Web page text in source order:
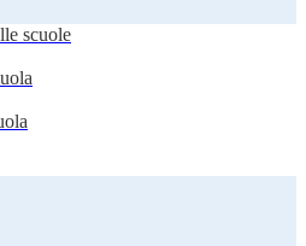
scuole